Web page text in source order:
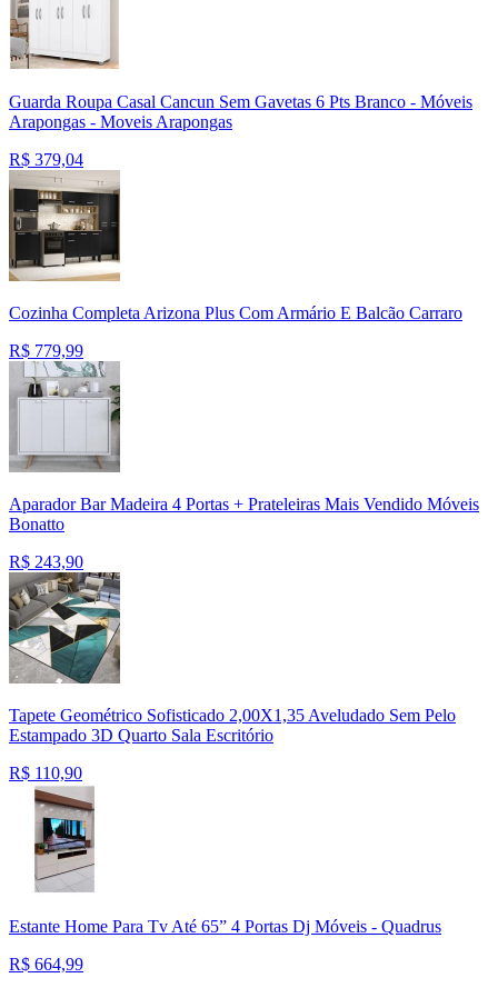
Guarda Roupa Casal Cancun Sem Gavetas 6 Pts Branco - Móveis
Arapongas - Moveis Arapongas
R$ 379,04
Cozinha Completa Arizona Plus Com Armário E Balcão Carraro
R$ 779,99
Aparador Bar Madeira 4 Portas + Prateleiras Mais Vendido Móveis
Bonatto
R$ 243,90
Tapete Geométrico Sofisticado 2,00X1,35 Aveludado Sem Pelo
Estampado 3D Quarto Sala Escritório
R$ 110,90
Estante Home Para Tv Até 65” 4 Portas Dj Móveis - Quadrus
R$ 664,99